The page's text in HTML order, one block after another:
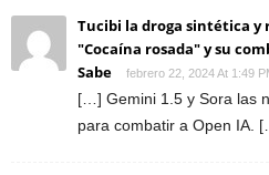
Tucibi la droga sintética y
"Cocaína rosada" y su
Sabe
febrero 22, 2024 At 1:49
[…] Gemini 1.5 y Sora las
para combatir a Open IA.